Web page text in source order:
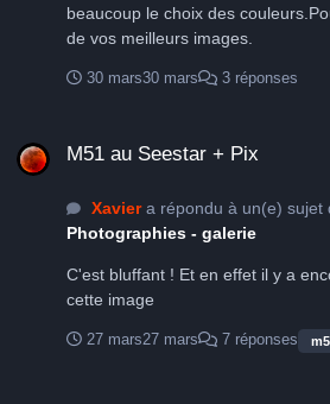
beaucoup le choix des
de vos meilleurs images.
30 mars30 mars 3 réponses
M51 au Seestar + Pix
Xaviera répondu à un(e) sujet
Photographies - galerie
C'est bluffant ! Et en effet il y a
cette image
27 mars27 mars 7 réponses